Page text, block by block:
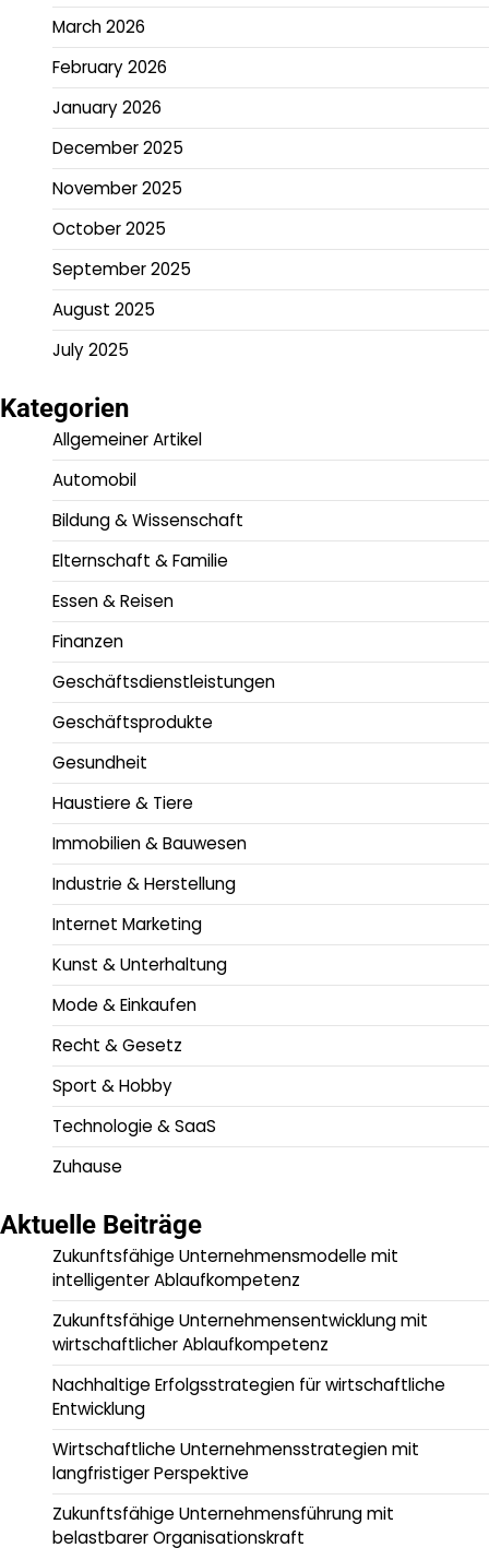
March 2026
February 2026
January 2026
December 2025
November 2025
October 2025
September 2025
August 2025
July 2025
Kategorien
Allgemeiner Artikel
Automobil
Bildung & Wissenschaft
Elternschaft & Familie
Essen & Reisen
Finanzen
Geschäftsdienstleistungen
Geschäftsprodukte
Gesundheit
Haustiere & Tiere
Immobilien & Bauwesen
Industrie & Herstellung
Internet Marketing
Kunst & Unterhaltung
Mode & Einkaufen
Recht & Gesetz
Sport & Hobby
Technologie & SaaS
Zuhause
Aktuelle Beiträge
Zukunftsfähige Unternehmensmodelle mit
intelligenter Ablaufkompetenz
Zukunftsfähige Unternehmensentwicklung mit
wirtschaftlicher Ablaufkompetenz
Nachhaltige Erfolgsstrategien für wirtschaftliche
Entwicklung
Wirtschaftliche Unternehmensstrategien mit
langfristiger Perspektive
Zukunftsfähige Unternehmensführung mit
belastbarer Organisationskraft